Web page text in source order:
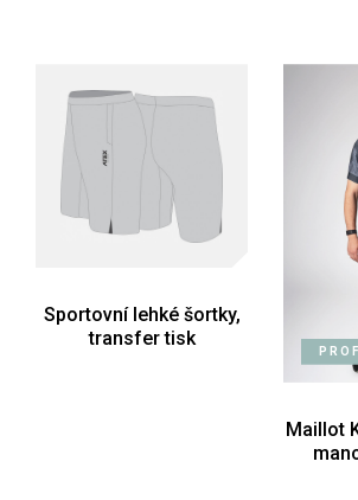
Sportovní lehké šortky,
transfer tisk
Maillot